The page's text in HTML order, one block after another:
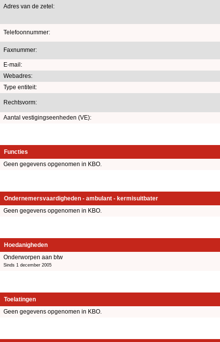
Adres van de zetel:
Telefoonnummer:
Faxnummer:
E-mail:
Webadres:
Type entiteit:
Rechtsvorm:
Aantal vestigingseenheden (VE):
Functies
Geen gegevens opgenomen in KBO.
Ondernemersvaardigheden - ambulant - kermisuitbater
Geen gegevens opgenomen in KBO.
Hoedanigheden
Onderworpen aan btw
Sinds 1 december 2005
Toelatingen
Geen gegevens opgenomen in KBO.